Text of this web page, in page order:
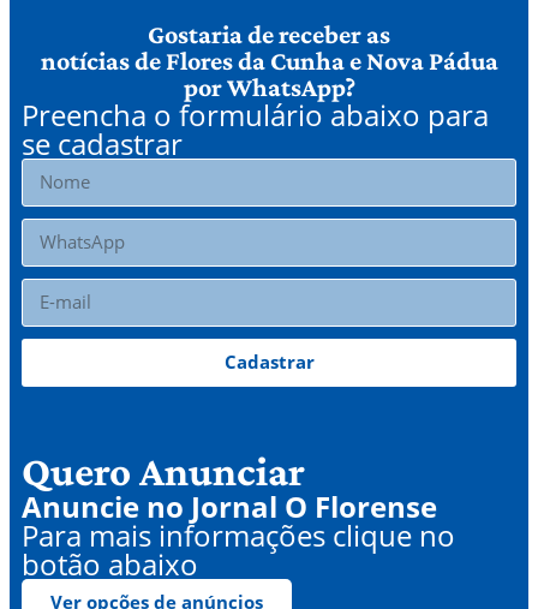
Gostaria de receber as
notícias de Flores da Cunha e Nova Pádua
por WhatsApp?
Preencha o formulário abaixo para
se cadastrar
Cadastrar
Quero Anunciar
Anuncie no Jornal O Florense
Para mais informações clique no
botão abaixo
Ver opções de anúncios